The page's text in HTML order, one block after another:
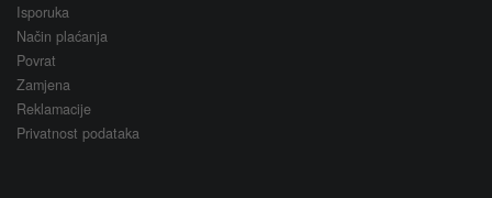
Isporuka
Način plaćanja
Povrat
Zamjena
Reklamacije
Privatnost podataka